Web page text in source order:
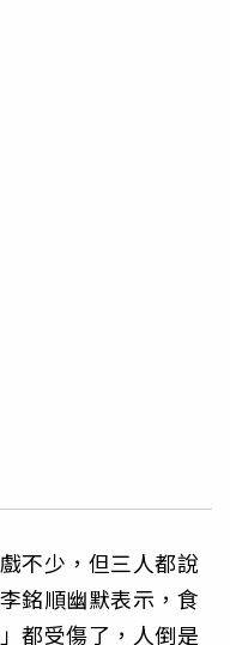
不少，但三人都說
銘順幽默表示，食
都受傷了，人倒是